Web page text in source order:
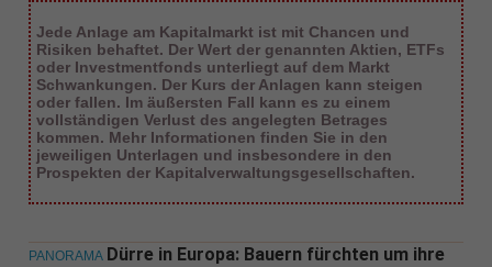
Jede Anlage am Kapitalmarkt ist mit Chancen und
Risiken behaftet. Der Wert der genannten Aktien, ETFs
oder Investmentfonds unterliegt auf dem Markt
Schwankungen. Der Kurs der Anlagen kann steigen
oder fallen. Im äußersten Fall kann es zu einem
vollständigen Verlust des angelegten Betrages
kommen. Mehr Informationen finden Sie in den
jeweiligen Unterlagen und insbesondere in den
Prospekten der Kapitalverwaltungsgesellschaften.
PANORAMA Dürre in Europa: Bauern fürchten um ihre